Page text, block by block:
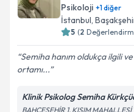
E-posta Adresiniz
kapsamda
Psikoloji +1diğer
İstanbul,
5 (2
Semiha hanım oldukça ilgili
ortamı...
Klinik Psikolog Semiha
BAHÇEŞEHİR 1. KISIM